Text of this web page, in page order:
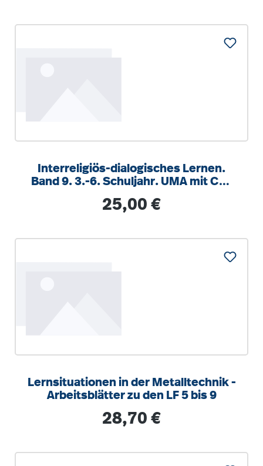
Interreligiös-dialogisches Lernen.
Band 9. 3.-6. Schuljahr. UMA mit CD-
Regulärer Preis:
25,00 €
Lernsituationen in der Metalltechnik -
Arbeitsblätter zu den LF 5 bis 9
Regulärer Preis:
28,70 €